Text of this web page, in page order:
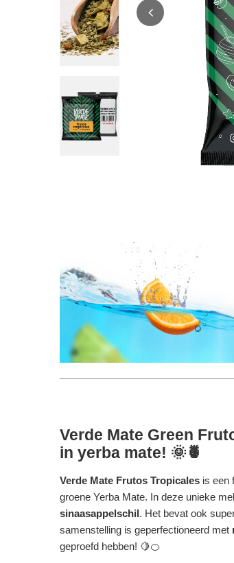
Verde Mate Green
in yerba mate! 🌞🍍
Verde Mate Frutos Tropicales is een
groene Yerba Mate. In deze unieke
sinaasappelschil. Het bevat ook
samenstelling is geperfectioneerd met
geproefd hebben! 🍋🍊